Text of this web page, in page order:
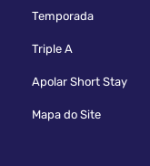
Temporada
Triple A
Apolar Short Stay
Mapa do Site